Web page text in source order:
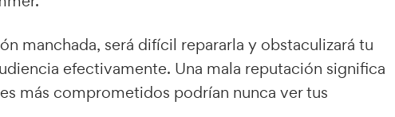
manchada, será difícil repararla y obstaculizará tu
efectivamente. Una mala reputación significa
más comprometidos podrían nunca ver tus